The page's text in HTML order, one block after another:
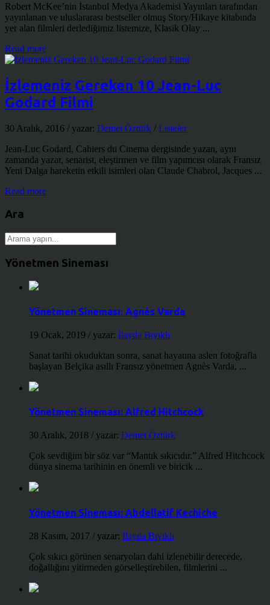
Robert McKee’nin İstanbul Medya Akademisi Yayınları tarafından
yayınlanan ve uluslararası bestseller olmuş Story/Hikaye kitabında
yer alan filmleri derlediğimiz listemize, Klasik Olay ...
Read more
İzlemeniz Gereken 10 Jean-Luc
Godard Filmi
30 Aralık, 2016 / yazar: Demet Öztürk / Listeler
Jean-Luc Godard, Cahiers du Cinema dergisinde yazan, aynı
zamanda yazar, senarist, eleştirmen ve film yapımcısı olarak Fransız
Yeni Dalga hareketin etkili isimleri olan Claude Chabrol, Jacques ...
Read more
Ara
Yönetmen Sineması
Yönetmen Sineması: Agnès Varda
19 Ocak, 2019 / yazar: İlayda Bıyıklı
Sanat tarihi okuduktan sonra, sanat hayatına aslen fotoğrafla
başlayan Belçika asıllı Fransız yönetmen Agnès Varda, ...
Yönetmen Sineması: Alfred Hitchcock
30 Aralık, 2018 / yazar: Demet Öztürk
Çok sevdiğim bir söz var “Mantık sıkıcıdır.” Alfred Hitchcock
dünya sinema tarihinin en önemli ve biricik ...
Yönetmen Sineması: Abdellatif Kechiche
28 Kasım, 2017 / yazar: İlayda Bıyıklı
Çok sıkıcı görünen senaryoları dahi izlenebilir derecede,
doğallığını yitirmeden görselleştirebilen, filmlerini ...